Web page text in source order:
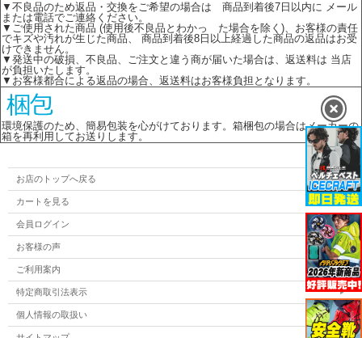
▼不良品のため返品・交換をご希望の場合は 商品到着後7日以内に メール
または電話でご連絡ください。
▼ご使用された商品 (使用後不良品とわかっ た場合を除く)、お客様の責任
でキズや汚れが生じた商品、 商品到着後8日以上経過した商品の返品はお受
けできません。
▼発送中の破損、不良品、ご注文と違う商が届いた場合は、返送料は 当店
が負担いたします。
▼お客様都合による返品の場合、返送料はお客様負担となります。
環境保護のため、簡易包装を心がけております。箱梱包の場合はメーカーの
箱を再利用してお送りします。
お店のトップへ戻る
カートを見る
会員ログイン
お客様の声
ご利用案内
特定商取引法表示
個人情報の取扱い